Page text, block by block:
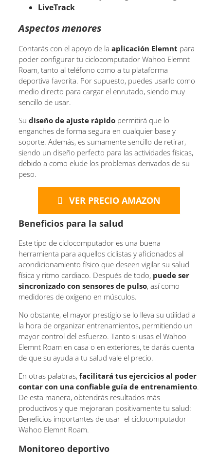
LiveTrack
Aspectos menores
Contarás con el apoyo de la aplicación Elemnt para
poder configurar tu ciclocomputador Wahoo Elemnt
Roam, tanto al teléfono como a tu plataforma
deportiva favorita. Por supuesto, puedes usarlo como
medio directo para cargar el enrutado, siendo muy
sencillo de usar.
Su diseño de ajuste rápido permitirá que lo
enganches de forma segura en cualquier base y
soporte. Además, es sumamente sencillo de retirar,
siendo un diseño perfecto para las actividades físicas,
debido a como elude los problemas derivados de su
peso.
VER PRECIO AMAZON
Beneficios para la salud
Este tipo de ciclocomputador es una buena
herramienta para aquellos ciclistas y aficionados al
acondicionamiento físico que deseen vigilar su salud
física y ritmo cardiaco. Después de todo, puede ser
sincronizado con sensores de pulso, así como
medidores de oxígeno en músculos.
No obstante, el mayor prestigio se lo lleva su utilidad a
la hora de organizar entrenamientos, permitiendo un
mayor control del esfuerzo. Tanto si usas el Wahoo
Elemnt Roam en casa o en exteriores, te darás cuenta
de que su ayuda a tu salud vale el precio.
En otras palabras, facilitará tus ejercicios al poder
contar con una confiable guía de entrenamiento.
De esta manera, obtendrás resultados más
productivos y que mejoraran positivamente tu salud:
Beneficios importantes de usar el ciclocomputador
Wahoo Elemnt Roam.
Monitoreo deportivo